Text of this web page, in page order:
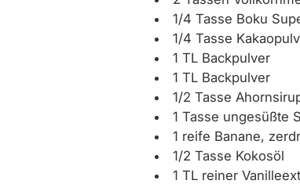
1/4 Tasse Boku
1/4 Tasse
1 TL Backpulver
1 TL Backpulver
1/2 Tasse
1 Tasse ungesüßte
1 reife Banane,
1/2 Tasse Kokosöl
1 TL reiner